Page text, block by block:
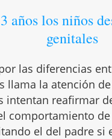
años los niños
genitales
las diferencias
llama la atención
intentan reafirmar
comportamiento
el del padre si